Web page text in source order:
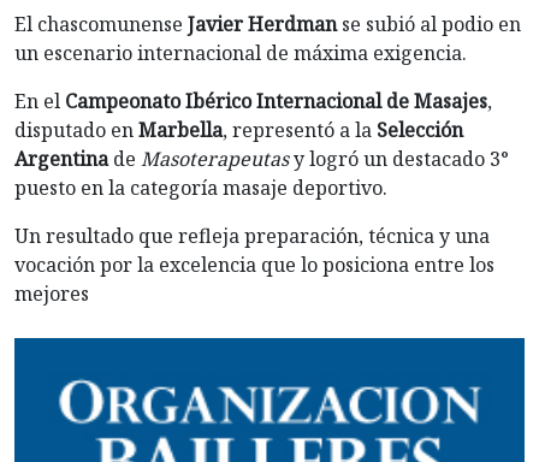
El chascomunense Javier Herdmanse subió al podio en
un escenario internacional de máxima exigencia.
En el Campeonato Ibérico Internacional de Masajes,
disputado enMarbella, representó a la Selección
Argentinade Masoterapeutasy logró un destacado 3°
puesto en la categoría masaje deportivo.
Un resultado que refleja preparación, técnica y una
vocación por la excelencia que lo posiciona entre los
mejores